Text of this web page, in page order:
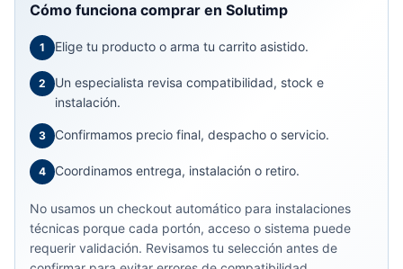
Cómo funciona comprar en Solutimp
1 Elige tu producto o arma tu carrito asistido.
2
Un especialista revisa compatibilidad, stock e
instalación.
3 Confirmamos precio final, despacho o servicio.
4 Coordinamos entrega, instalación o retiro.
No usamos un checkout automático para instalaciones
técnicas porque cada portón, acceso o sistema puede
requerir validación. Revisamos tu selección antes de